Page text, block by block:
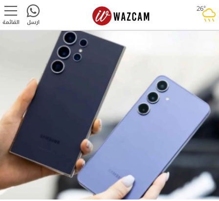
26°rainy القائمة ارسل